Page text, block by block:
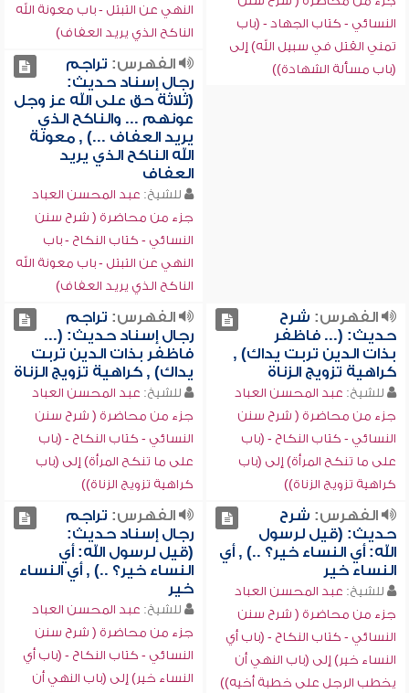
النسائي - كتاب الجهاد - (باب
تمني القتل في سبيل الله) إلى
(باب مسألة الشهادة))
النهي عن التبتل - باب معونة الله
الناكح الذي يريد العفاف)
الفهرس: تراجم
رجال إسناد حديث:
(ثلاثة حق على الله عز وجل
عونهم ... والناكح الذي
يريد العفاف ...) , معونة
الله الناكح الذي يريد
العفاف
للشيخ: عبد المحسن العباد
جزء من محاضرة ( شرح سنن
النسائي - كتاب النكاح - باب
النهي عن التبتل - باب معونة الله
الناكح الذي يريد العفاف)
الفهرس: شرح
حديث: (... فاظفر
بذات الدين تربت يداك) ,
كراهية تزويج الزناة
للشيخ: عبد المحسن العباد
جزء من محاضرة ( شرح سنن
النسائي - كتاب النكاح - (باب
على ما تنكح المرأة) إلى (باب
كراهية تزويج الزناة))
الفهرس: تراجم
رجال إسناد حديث: (...
فاظفر بذات الدين تربت
يداك) , كراهية تزويج الزناة
للشيخ: عبد المحسن العباد
جزء من محاضرة ( شرح سنن
النسائي - كتاب النكاح - (باب
على ما تنكح المرأة) إلى (باب
كراهية تزويج الزناة))
الفهرس: شرح
حديث: (قيل لرسول
الله: أي النساء خير؟ ..) , أي
النساء خير
للشيخ: عبد المحسن العباد
جزء من محاضرة ( شرح سنن
النسائي - كتاب النكاح - (باب أي
النساء خير) إلى (باب النهي أن
يخطب الرجل على خطبة أخيه))
الفهرس: تراجم
رجال إسناد حديث:
(قيل لرسول الله: أي
النساء خير؟ ..) , أي النساء
خير
للشيخ: عبد المحسن العباد
جزء من محاضرة ( شرح سنن
النسائي - كتاب النكاح - (باب أي
النساء خير) إلى (باب النهي أن